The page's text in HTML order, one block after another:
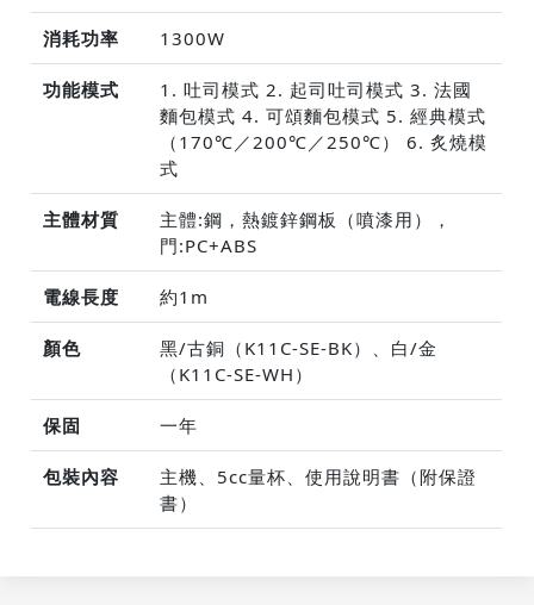
消耗功率 1300W
功能模式
1. 吐司模式 2. 起司吐司模式 3. 法國
麵包模式 4. 可頌麵包模式 5. 經典模式
（170℃／200℃／250℃） 6. 炙燒模
式
主體材質
主體:鋼，熱鍍鋅鋼板（噴漆用），
門:PC+ABS
電線長度 約1m
顏色
黑/古銅（K11C-SE-BK）、白/金
（K11C-SE-WH）
保固 一年
包裝內容
主機、5cc量杯、使用說明書（附保證
書）